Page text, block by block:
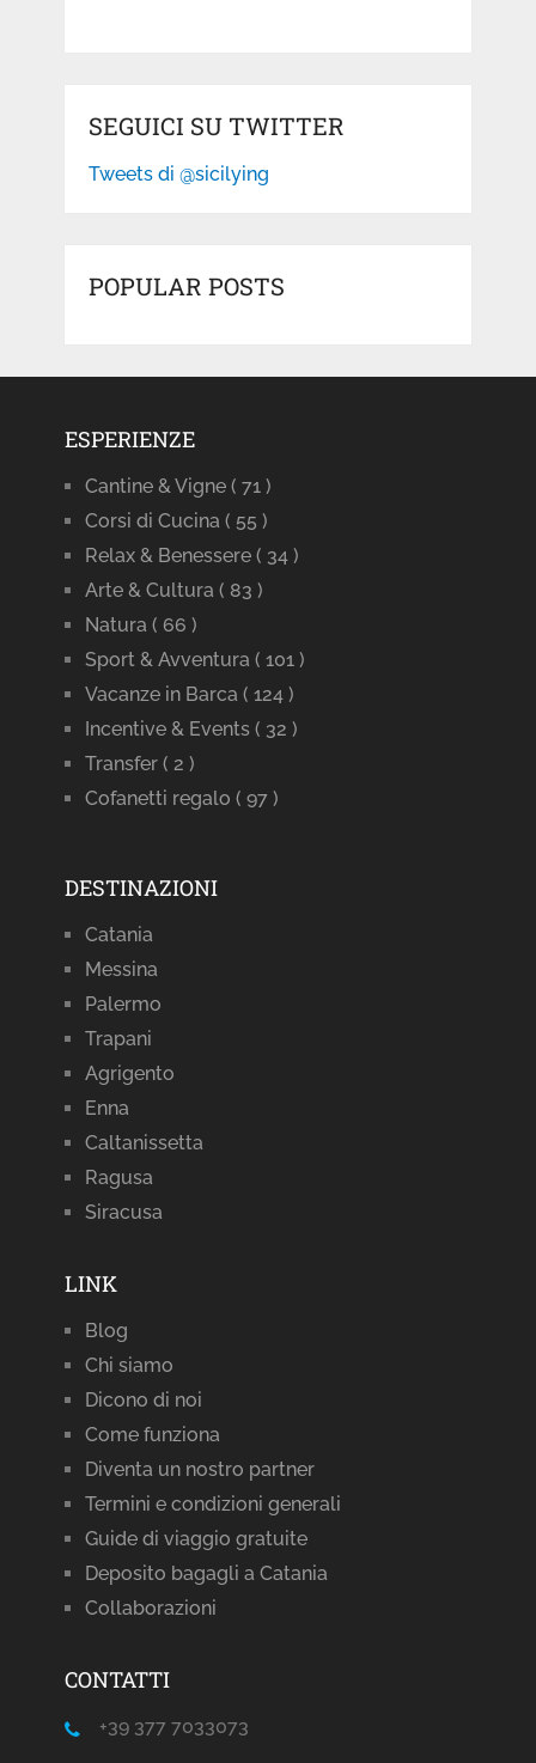
SEGUICI SU TWITTER
Tweets di @sicilying
POPULAR POSTS
ESPERIENZE
Cantine & Vigne ( 71 )
Corsi di Cucina ( 55 )
Relax & Benessere ( 34 )
Arte & Cultura ( 83 )
Natura ( 66 )
Sport & Avventura ( 101 )
Vacanze in Barca ( 124 )
Incentive & Events ( 32 )
Transfer ( 2 )
Cofanetti regalo ( 97 )
DESTINAZIONI
Catania
Messina
Palermo
Trapani
Agrigento
Enna
Caltanissetta
Ragusa
Siracusa
LINK
Blog
Chi siamo
Dicono di noi
Come funziona
Diventa un nostro partner
Termini e condizioni generali
Guide di viaggio gratuite
Deposito bagagli a Catania
Collaborazioni
CONTATTI
+39 377 7033073